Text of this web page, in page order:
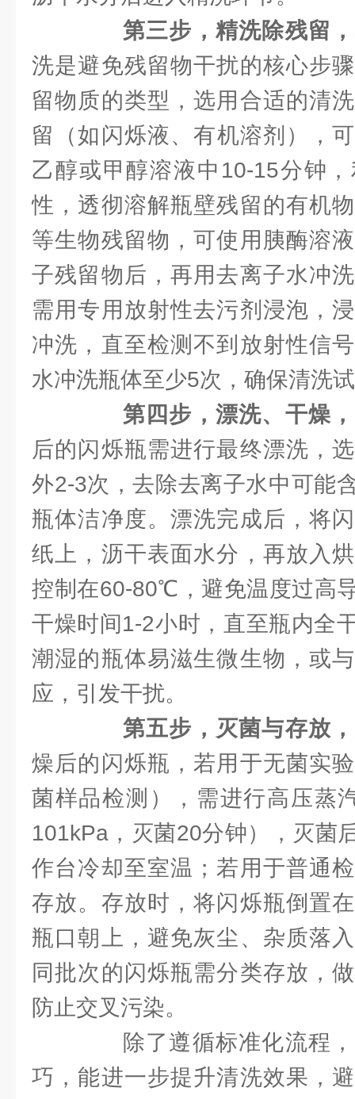
第三步，精洗除残留
洗是避免残留物干扰的核心步
留物质的类型，选用合适的清
留（如闪烁液、有机溶剂），
乙醇或甲醇溶液中10-15分钟
性，透彻溶解瓶壁残留的有机
等生物残留物，可使用胰酶溶
子残留物后，再用去离子水冲
需用专用放射性去污剂浸泡，
冲洗，直至检测不到放射性信
水冲洗瓶体至少5次，确保清洗
第四步，漂洗、干燥
后的闪烁瓶需进行最终漂洗，
外2-3次，去除去离子水中可能
瓶体洁净度。漂洗完成后，将
纸上，沥干表面水分，再放入
控制在60-80℃，避免温度过高
干燥时间1-2小时，直至瓶内
潮湿的瓶体易滋生微生物，或
应，引发干扰。
第五步，灭菌与存放
燥后的闪烁瓶，若用于无菌实
菌样品检测），需进行高压蒸
101kPa，灭菌20分钟），灭菌
作台冷却至室温；若用于普通
存放。存放时，将闪烁瓶倒置
瓶口朝上，避免灰尘、杂质落
同批次的闪烁瓶需分类存放，
防止交叉污染。
除了遵循标准化流程，
巧，能进一步提升清洗效果，